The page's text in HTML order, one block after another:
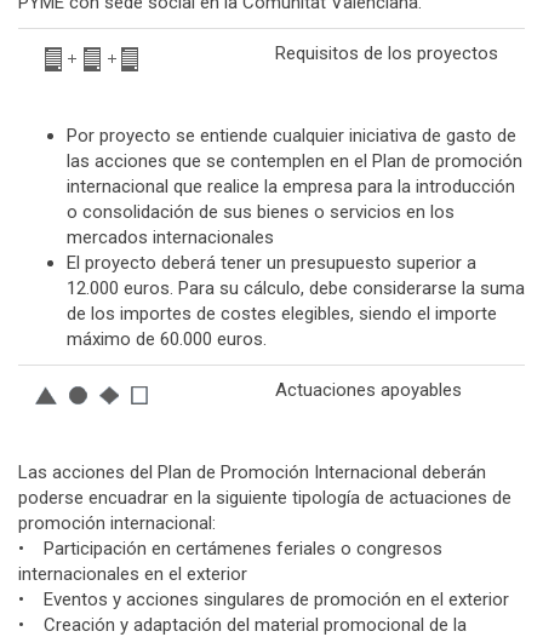
Requisitos de los proyectos
Por proyecto se entiende cualquier iniciativa de gasto de
las acciones que se contemplen en el Plan de promoción
internacional que realice la empresa para la introducción
o consolidación de sus bienes o servicios en los
mercados internacionales
El proyecto deberá tener un presupuesto superior a
12.000 euros. Para su cálculo, debe considerarse la suma
de los importes de costes elegibles, siendo el importe
máximo de 60.000 euros.
Actuaciones apoyables
Las acciones del Plan de Promoción Internacional deberán
poderse encuadrar en la siguiente tipología de actuaciones de
promoción internacional:
• Participación en certámenes feriales o congresos
internacionales en el exterior
• Eventos y acciones singulares de promoción en el exterior
• Creación y adaptación del material promocional de la